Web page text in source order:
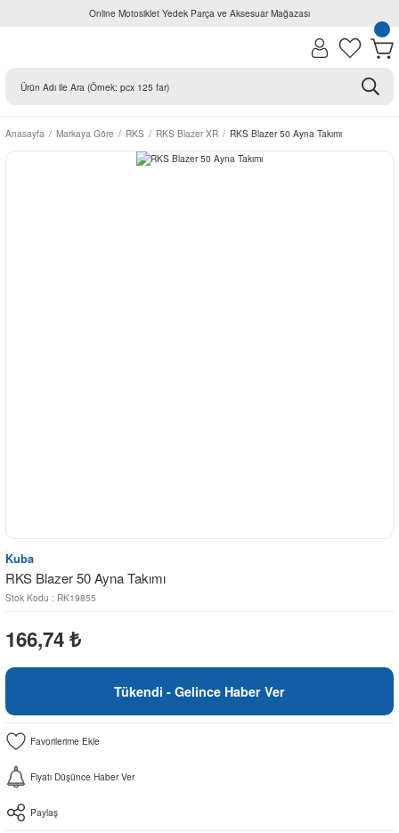
Online Motosiklet Yedek Parça ve Aksesuar Mağazası
Anasayfa Markaya Göre RKS RKS Blazer XR RKS Blazer 50 Ayna Takımı
Kuba
RKS Blazer 50 Ayna Takımı
Stok Kodu : RK19855
166,74 ₺
Tükendi - Gelince Haber Ver
Fiyatı Düşünce Haber Ver
Paylaş